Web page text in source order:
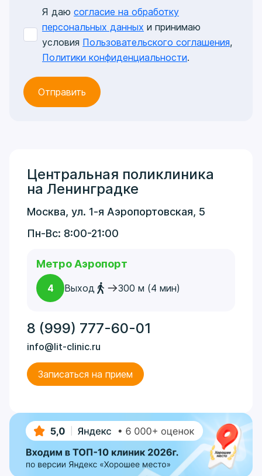
Я даю согласие на обработку
персональных данных и принимаю
условия Пользовательского соглашения,
Политики конфиденциальности.
Центральная поликлиника
на Ленинградке
Москва, ул. 1-я Аэропортовская, 5
Пн-Вс: 8:00-21:00
Метро Аэропорт
4 Выход 300 м (4 мин)
8 (999) 777-60-01
info@lit-clinic.ru
Записаться на прием